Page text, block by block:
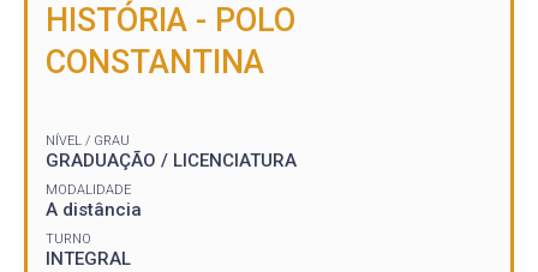
HISTÓRIA - POLO
CONSTANTINA
NÍVEL / GRAU
GRADUAÇÃO / LICENCIATURA
MODALIDADE
A distância
TURNO
INTEGRAL